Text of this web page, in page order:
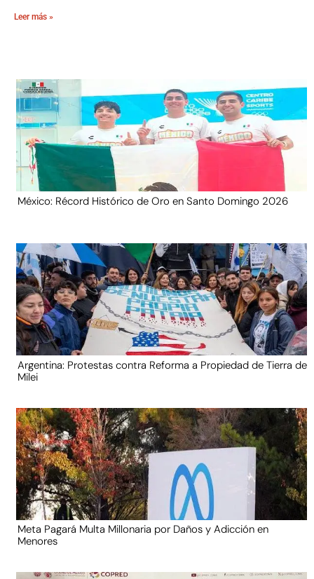
Leer más »
México: Récord Histórico de Oro en Santo Domingo 2026
Argentina: Protestas contra Reforma a Propiedad de Tierra de
Milei
Meta Pagará Multa Millonaria por Daños y Adicción en
Menores